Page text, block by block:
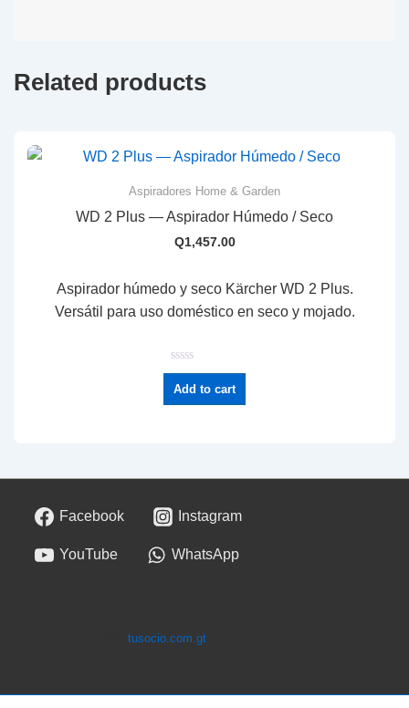
Related products
Aspiradores Home & Garden
WD 2 Plus — Aspirador Húmedo / Seco
Q1,457.00
Aspirador húmedo y seco Kärcher WD 2 Plus.
Versátil para uso doméstico en seco y mojado.
R
a
t
e
o
Add to cart
Facebook Instagram
YouTube WhatsApp
tusocio.com.gt